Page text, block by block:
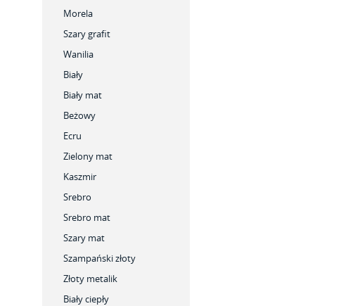
Morela
Szary grafit
Wanilia
Biały
Biały mat
Beżowy
Ecru
Zielony mat
Kaszmir
Srebro
Srebro mat
Szary mat
Szampański złoty
Złoty metalik
Biały ciepły